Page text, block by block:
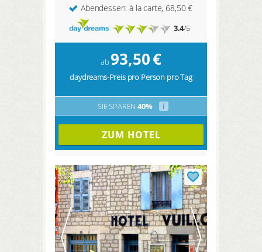
Abendessen: à la carte, 68,50 €
3.4/5
ab93,50€
daydreams-Preis pro Person pro Tag
SIE SPAREN 40% i
ZUM HOTEL